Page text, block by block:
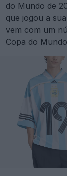
do Mundo de
que jogou a
vem com um
Copa do